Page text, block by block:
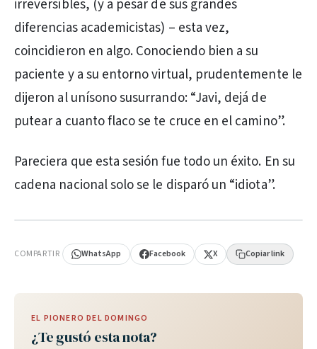
irreversibles, (y a pesar de sus grandes
diferencias academicistas) – esta vez,
coincidieron en algo. Conociendo bien a su
paciente y a su entorno virtual, prudentemente le
dijeron al unísono susurrando: “Javi, dejá de
putear a cuanto flaco se te cruce en el camino”.
Pareciera que esta sesión fue todo un éxito. En su
cadena nacional solo se le disparó un “idiota”.
COMPARTIR WhatsApp Facebook X Copiar link
EL PIONERO DEL DOMINGO
¿Te gustó esta nota?